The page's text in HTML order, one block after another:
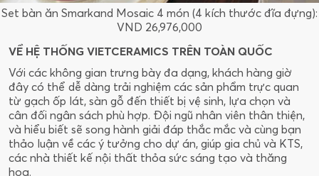
Set bàn ăn Smarkand Mosaic 4 món (4 kích thước đĩa đựng):
VND 26,976,000
VỀ HỆ THỐNG VIETCERAMICS TRÊN TOÀN QUỐC
Với các không gian trưng bày đa dạng, khách hàng giờ
đây có thể dễ dàng trải nghiệm các sản phẩm trực quan
từ gạch ốp lát, sàn gỗ đến thiết bị vệ sinh, lựa chọn và
cân đối ngân sách phù hợp. Đội ngũ nhân viên thân thiện,
và hiểu biết sẽ song hành giải đáp thắc mắc và cùng bạn
thảo luận về các ý tưởng cho dự án, giúp gia chủ và KTS,
các nhà thiết kế nội thất thỏa sức sáng tạo và thăng
hoa.